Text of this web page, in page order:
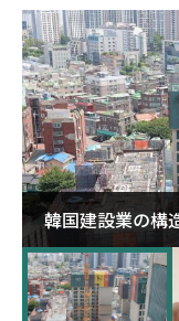
韓国建設業の構
超が「ゾンビ企